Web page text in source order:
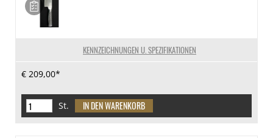
KENNZEICHNUNGEN U. SPEZIFIKATIONEN
€ 209,00*
St.